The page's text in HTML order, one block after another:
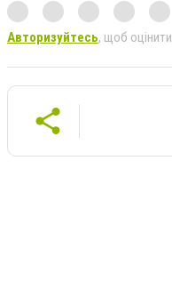
Авторизуйтесь, щоб оцінити